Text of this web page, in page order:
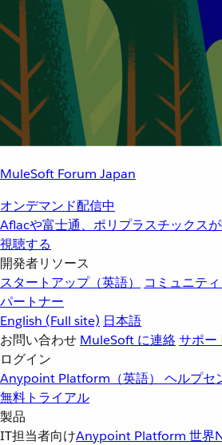
MuleSoft Forum Japan
オンデマンド配信中
Aflacや富士通、ポリプラスチックス
視聴する
開発者リソース
スタートアップ（英語）
コミュニティ
パートナー
English (Full site) 日本語
お問い合わせ MuleSoft に連絡サポー
ログイン
Anypoint Platform（英語） ヘルプセ
無料トライアル
製品
IT担当者向けAnypoint Platform 世界